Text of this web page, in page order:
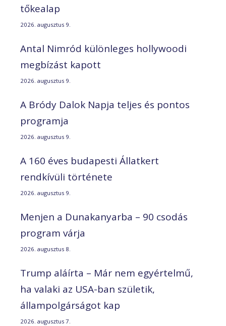
tőkealap
2026. augusztus 9.
Antal Nimród különleges hollywoodi
megbízást kapott
2026. augusztus 9.
A Bródy Dalok Napja teljes és pontos
programja
2026. augusztus 9.
A 160 éves budapesti Állatkert
rendkívüli története
2026. augusztus 9.
Menjen a Dunakanyarba – 90 csodás
program várja
2026. augusztus 8.
Trump aláírta – Már nem egyértelmű,
ha valaki az USA-ban születik,
állampolgárságot kap
2026. augusztus 7.